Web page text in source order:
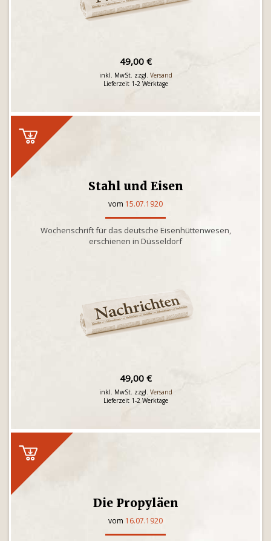
49,00 €
inkl. MwSt. zzgl. Versand
Lieferzeit 1-2 Werktage
Stahl und Eisen
vom 15.07.1920
Wochenschrift für das deutsche Eisenhüttenwesen,
erschienen in Düsseldorf
49,00 €
inkl. MwSt. zzgl. Versand
Lieferzeit 1-2 Werktage
Die Propyläen
vom 16.07.1920